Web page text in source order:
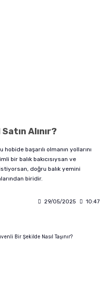
Alınır?
başarılı olmanın yollarını
bir balık bakıcısıysan ve
doğru balık yemini
biridir.
29/05/2025 10:47